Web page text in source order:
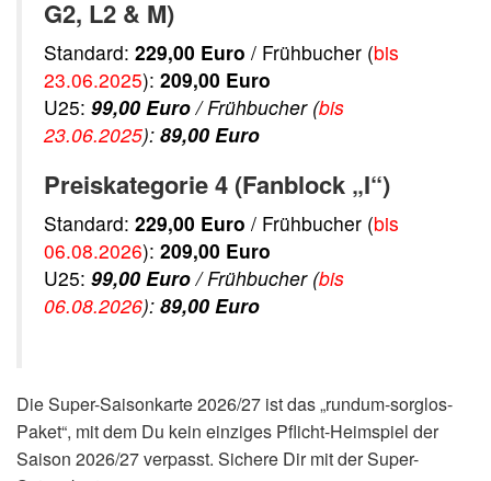
G2, L2 & M)
Standard: 229,00 Euro / Frühbucher (bis
23.06.2025): 209,00 Euro
U25: 99,00 Euro/ Frühbucher (bis
23.06.2025): 89,00 Euro
Preiskategorie 4 (Fanblock „I“)
Standard: 229,00 Euro / Frühbucher (bis
06.08.2026): 209,00 Euro
U25: 99,00 Euro/ Frühbucher (bis
06.08.2026): 89,00 Euro
Die Super-Saisonkarte 2026/27 ist das „rundum-sorglos-
Paket“, mit dem Du kein einziges Pflicht-Heimspiel der
Saison 2026/27 verpasst. Sichere Dir mit der Super-